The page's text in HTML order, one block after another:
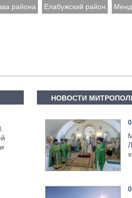
района Елабужский район
НОВОСТИ